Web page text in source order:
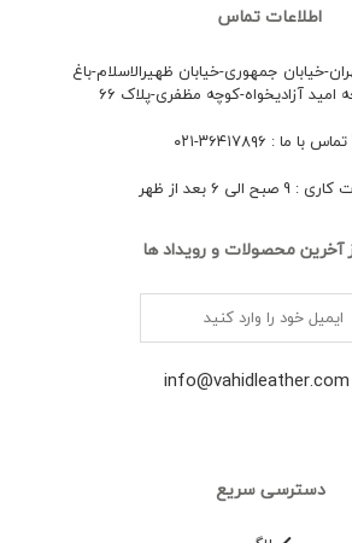
اطلاعات تماس
خیابان جمهوری-خیابان ظهیرالاسلام-باغ
آزادیخواه-کوچه مظفری-پلاک 66
تماس با ما : ۳۶۴۱۷۸۹۶-۰۲۱
کاری : 9 صبح الی 6 بعد از ظهر
آخرین محصولات و رویداد ها
info@vahidleather.com
دسترسی سریع